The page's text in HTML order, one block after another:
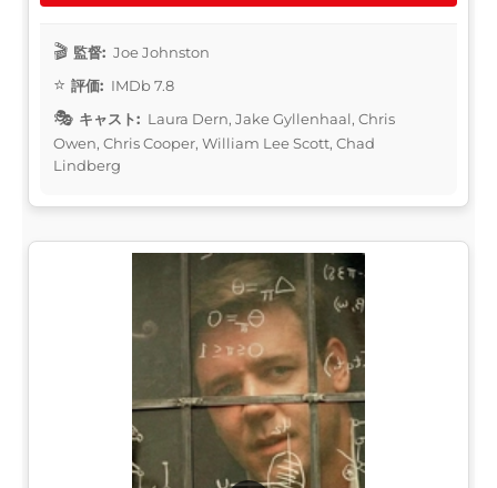
監督: Joe Johnston
評価: IMDb 7.8
キャスト: Laura Dern, Jake Gyllenhaal, Chris
Owen, Chris Cooper, William Lee Scott, Chad
Lindberg